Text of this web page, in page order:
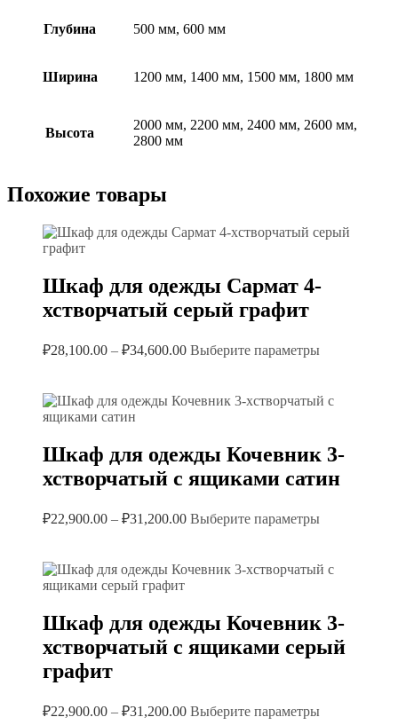
Глубина 500 мм, 600 мм
Ширина 1200 мм, 1400 мм, 1500 мм, 1800 мм
Высота
2000 мм, 2200 мм, 2400 мм, 2600 мм,
2800 мм
Похожие товары
Шкаф для одежды Сармат 4-
хстворчатый серый графит
₽28,100.00 – ₽34,600.00Диапазон
–
Выберите параметры
вариаций.
выбрать
на
странице
Шкаф для одежды Кочевник 3-
хстворчатый с ящиками сатин
₽22,900.00 – ₽31,200.00Диапазон
–
Выберите параметры
вариаций.
выбрать
на
странице
Шкаф для одежды Кочевник 3-
хстворчатый с ящиками серый
графит
₽22,900.00 – ₽31,200.00Диапазон
Выберите параметры